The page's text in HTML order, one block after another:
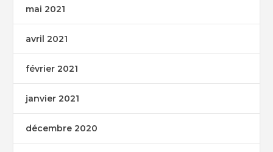
mai 2021
avril 2021
février 2021
janvier 2021
décembre 2020